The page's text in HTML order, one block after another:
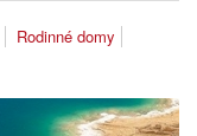
Rodinné domy